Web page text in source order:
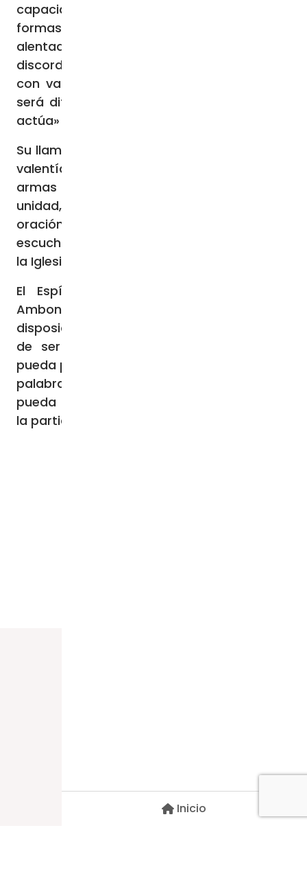
capacidad de mostrarse bajo diversas
formas, incluso «más seductoras y
alentadoras», y dispuesto a sembrar la
discordia. Por eso, dijo Ambongo, mirando
con valentía la realidad, como Iglesia, «no
será difícil ver hasta qué punto el maligno
actúa» para dividir.
Su llamamiento fue a la necesidad de tener
valentía para combatirlo, mediante «las
armas de la sinodalidad, que requieren
unidad, caminar juntos, discernir en la
oración, escucharse unos a otros y
escuchar lo que el Espíritu tiene que decir a
la Iglesia».
El Espíritu Santo, concluyó el cardenal
Ambongo, es un arma poderosa a
disposición de la Iglesia y el protagonista
de ser una Iglesia sinodal, para que se
pueda pasar «del sueño a la realidad, de las
palabras a la vida concreta», donde se
pueda «caminar juntos en la comunión, en
la participación y en la misión».
Inicio